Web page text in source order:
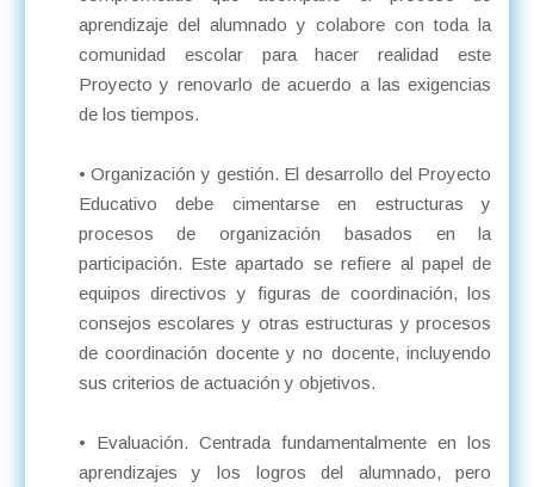
aprendizaje del alumnado y colabore con toda la
comunidad escolar para hacer realidad este
Proyecto y renovarlo de acuerdo a las exigencias
de los tiempos.
• Organización y gestión. El desarrollo del Proyecto
Educativo debe cimentarse en estructuras y
procesos de organización basados en la
participación. Este apartado se refiere al papel de
equipos directivos y figuras de coordinación, los
consejos escolares y otras estructuras y procesos
de coordinación docente y no docente, incluyendo
sus criterios de actuación y objetivos.
• Evaluación. Centrada fundamentalmente en los
aprendizajes y los logros del alumnado, pero